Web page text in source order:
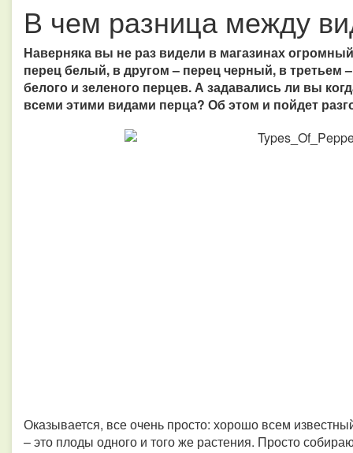
В чем разница между
Наверняка вы не раз видели в магазинах
перец белый, в другом – перец черный, в третьем
белого и зеленого перцев. А задавались ли вы
всеми этими видами перца? Об этом и пойдет
Оказывается, все очень просто: хорошо всем
– это плоды одного и того же растения. Просто